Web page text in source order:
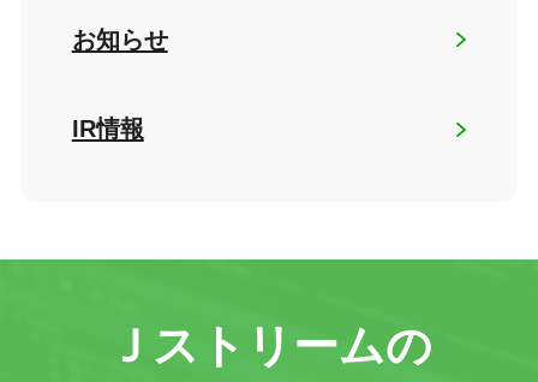
お知らせ
IR情報
Ｊストリームの